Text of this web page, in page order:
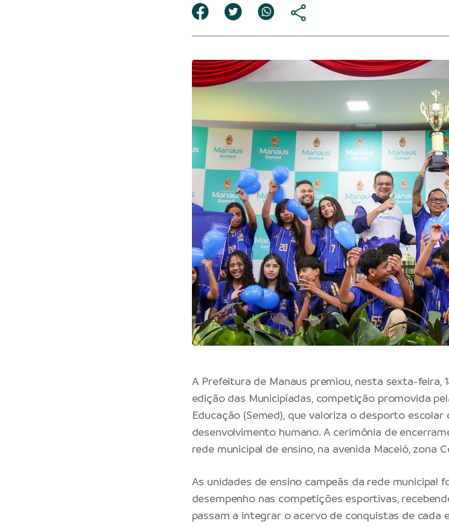
A Prefeitura de Manaus premiou, nesta sexta-feira,
edição das Municipíadas, competição promovida
Educação (Semed), que valoriza o desporto
desenvolvimento humano. A cerimônia de
rede municipal de ensino, na avenida Maceió, zona
As unidades de ensino campeãs da rede municipal
desempenho nas competições esportivas,
passam a integrar o acervo de conquistas de cada